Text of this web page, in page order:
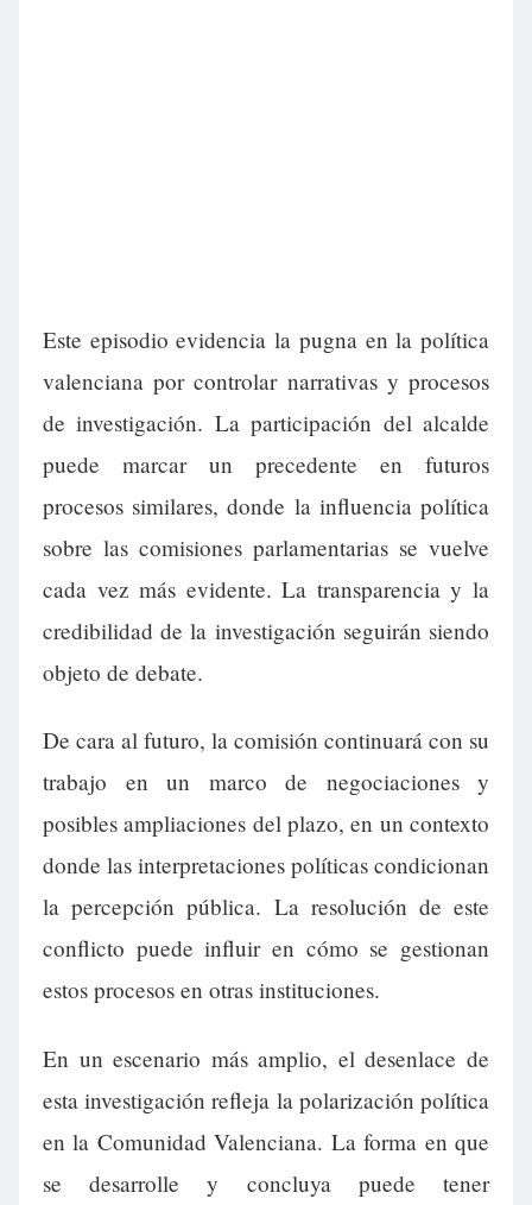
Este episodio evidencia la pugna en la política
valenciana por controlar narrativas y procesos
de investigación. La participación del alcalde
puede marcar un precedente en futuros
procesos similares, donde la influencia política
sobre las comisiones parlamentarias se vuelve
cada vez más evidente. La transparencia y la
credibilidad de la investigación seguirán siendo
objeto de debate.
De cara al futuro, la comisión continuará con su
trabajo en un marco de negociaciones y
posibles ampliaciones del plazo, en un contexto
donde las interpretaciones políticas condicionan
la percepción pública. La resolución de este
conflicto puede influir en cómo se gestionan
estos procesos en otras instituciones.
En un escenario más amplio, el desenlace de
esta investigación refleja la polarización política
en la Comunidad Valenciana. La forma en que
se desarrolle y concluya puede tener